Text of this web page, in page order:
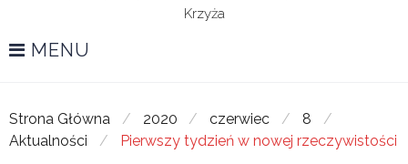
Krzyża
MENU
Strona Główna / 2020 / czerwiec / 8
/
Aktualności
/ Pierwszy tydzień w nowej rzeczywistości